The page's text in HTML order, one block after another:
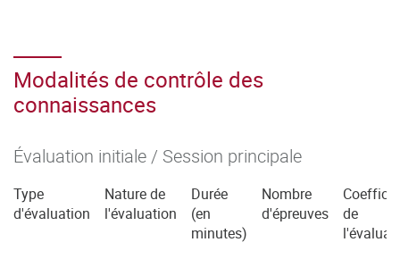
Modalités de contrôle des
connaissances
Évaluation initiale / Session principale
Type
d'évaluation
Nature de
l'évaluation
Durée
(en
minutes)
Nombre
d'épreuves
de